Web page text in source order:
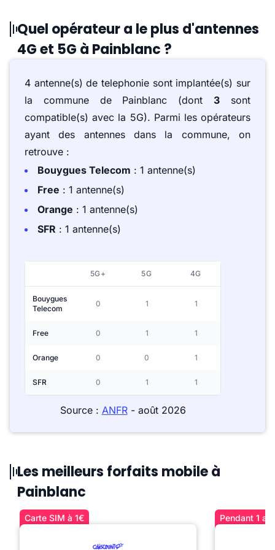
Quel opérateur a le plus d'antennes
4G et 5G à Painblanc ?
4 antenne(s) de telephonie sont implantée(s) sur
la commune de Painblanc (dont3 sont
compatible(s) avec la 5G). Parmi les opérateurs
ayant des antennes dans la commune, on
retrouve :
Bouygues Telecom : 1 antenne(s)
Free : 1 antenne(s)
Orange : 1 antenne(s)
SFR : 1 antenne(s)
5G+ 5G 4G
Bouygues
Telecom
0 1 1
Free 0 1 1
Orange 0 0 1
SFR 0 1 1
Source : ANFR- août 2026
Les meilleurs forfaits mobile à
Painblanc
Carte SIM à 1€ Pendant 1